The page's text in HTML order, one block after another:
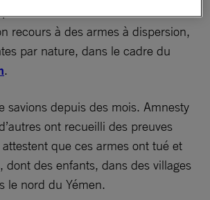
recours à des armes à dispersion,
par nature, dans le cadre du
.
savions depuis des mois. Amnesty
ont recueilli des preuves
que ces armes ont tué et
dont des enfants, dans des villages
le nord du Yémen.